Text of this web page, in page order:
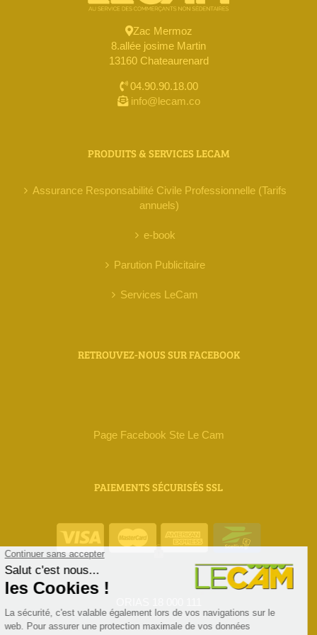
Zac Mermoz
8.allée josime Martin
13160 Chateaurenard
04.90.90.18.00
info@lecam.co
PRODUITS & SERVICES LECAM
Assurance Responsabilité Civile Professionnelle (Tarifs
annuels)
e-book
Parution Publicitaire
Services LeCam
RETROUVEZ-NOUS SUR FACEBOOK
Page Facebook Ste Le Cam
PAIEMENTS SÉCURISÉS SSL